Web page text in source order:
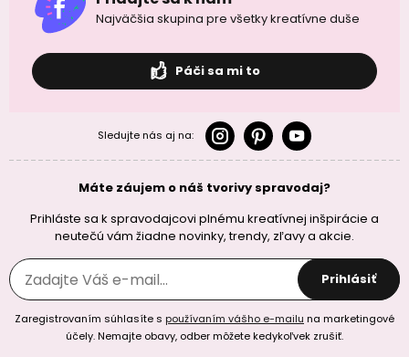
Najväčšia skupina pre všetky kreatívne duše
Páči sa mi to
Sledujte nás aj na:
Máte záujem o náš tvorivy spravodaj?
Prihláste sa k spravodajcovi plnému kreatívnej inšpirácie a
neutečú vám žiadne novinky, trendy, zľavy a akcie.
Prihlásiť
Zaregistrovaním súhlasíte s používaním vášho e-mailu na marketingové
účely. Nemajte obavy, odber môžete kedykoľvek zrušiť.